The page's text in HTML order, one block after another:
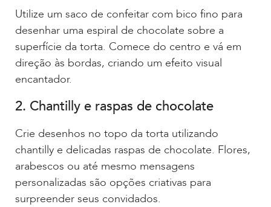
Utilize um saco de confeitar com bico fino para
desenhar uma espiral de chocolate sobre a
superfície da torta. Comece do centro e vá em
direção às bordas, criando um efeito visual
encantador.
2. Chantilly e raspas de chocolate
Crie desenhos no topo da torta utilizando
chantilly e delicadas raspas de chocolate. Flores,
arabescos ou até mesmo mensagens
personalizadas são opções criativas para
surpreender seus convidados.